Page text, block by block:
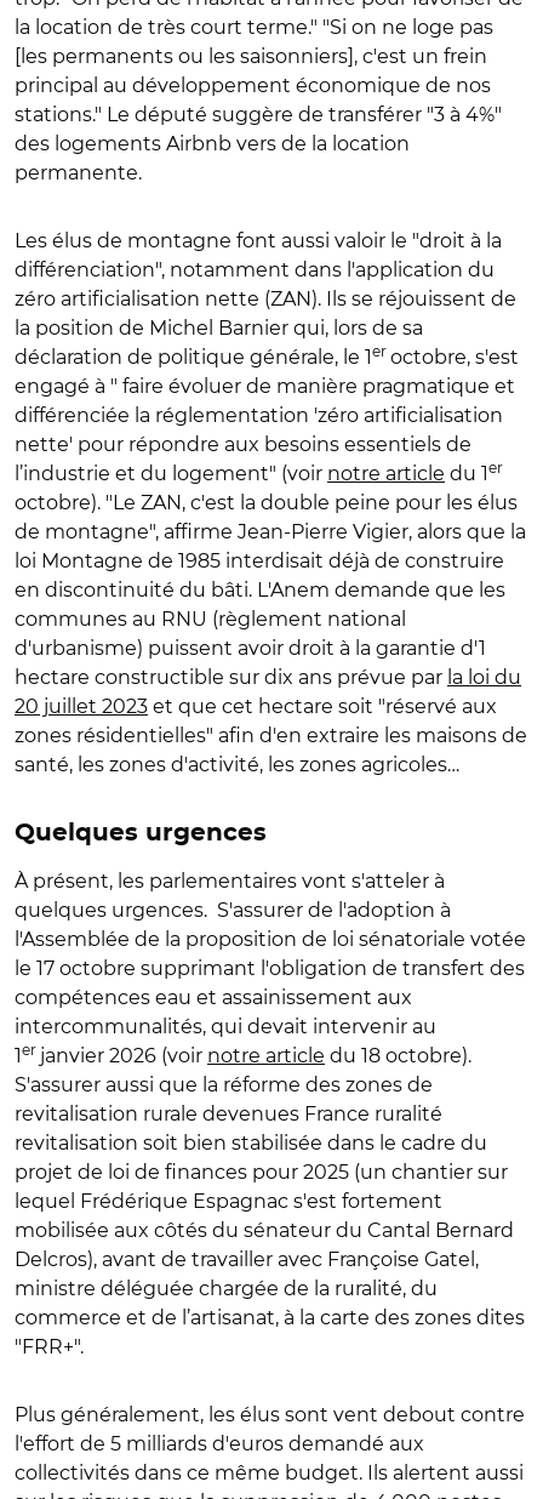
la location de très court terme." "Si on ne loge pas
[les permanents ou les saisonniers], c'est un frein
principal au développement économique de nos
stations." Le député suggère de transférer "3 à 4%"
des logements Airbnb vers de la location
permanente.
Les élus de montagne font aussi valoir le "droit à la
différenciation", notamment dans l'application du
zéro artificialisation nette (ZAN). Ils se réjouissent de
la position de Michel Barnier qui, lors de sa
déclaration de politique générale, le 1er octobre, s'est
engagé à " faire évoluer de manière pragmatique et
différenciée la réglementation 'zéro artificialisation
nette' pour répondre aux besoins essentiels de
l’industrie et du logement" (voir notre article du 1er
octobre). "Le ZAN, c'est la double peine pour les élus
de montagne", affirme Jean-Pierre Vigier, alors que la
loi Montagne de 1985 interdisait déjà de construire
en discontinuité du bâti. L'Anem demande que les
communes au RNU (règlement national
d'urbanisme) puissent avoir droit à la garantie d'1
hectare constructible sur dix ans prévue par la loi du
20 juillet 2023 et que cet hectare soit "réservé aux
zones résidentielles" afin d'en extraire les maisons de
santé, les zones d'activité, les zones agricoles…
Quelques urgences
À présent, les parlementaires vont s'atteler à
quelques urgences. S'assurer de l'adoption à
l'Assemblée de la proposition de loi sénatoriale votée
le 17 octobre supprimant l'obligation de transfert des
compétences eau et assainissement aux
intercommunalités, qui devait intervenir au
1er janvier 2026 (voir notre article du 18 octobre).
S'assurer aussi que la réforme des zones de
revitalisation rurale devenues France ruralité
revitalisation soit bien stabilisée dans le cadre du
projet de loi de finances pour 2025 (un chantier sur
lequel Frédérique Espagnac s'est fortement
mobilisée aux côtés du sénateur du Cantal Bernard
Delcros), avant de travailler avec Françoise Gatel,
ministre déléguée chargée de la ruralité, du
commerce et de l’artisanat, à la carte des zones dites
"FRR+".
Plus généralement, les élus sont vent debout contre
l'effort de 5 milliards d'euros demandé aux
collectivités dans ce même budget. Ils alertent aussi